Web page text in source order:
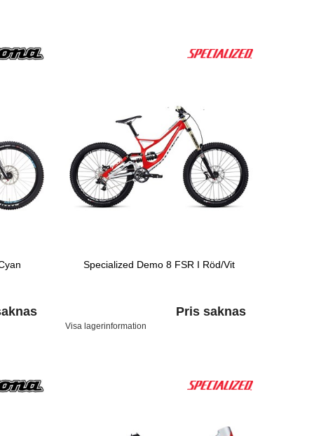
Specialized Demo 8 FSR I Röd/Vit
Pris saknas
Visa lagerinformation